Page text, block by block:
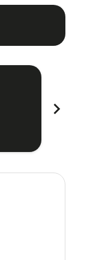
chevron_right